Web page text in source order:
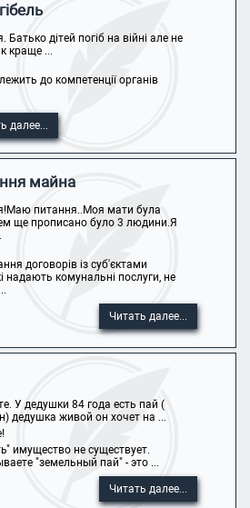
Батько дітей погіб на війні але не
краще ...
до компетенції органів
далее...
майна
питання..Моя мати була
ще прописано було 3 людини.Я
договорів із суб'єктами
надають комунальні послуги, не
Читать далее...
У дедушки 84 года есть пай (
дедушка живой он хочет на ...
имущество не существует.
"земельный пай" - это ...
Читать далее...